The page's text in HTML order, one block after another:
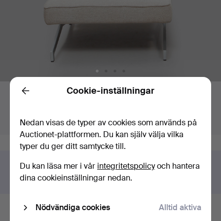
Budgivning
Högsta bud:
Värdering: 159 USD
Slutar om:
6 maj 2026 kl. 16:50 EDT
Har du något liknande att sälja?
Gör en kostnadsfri värdering!
Back Cookie-inställningar
Nedan visas de typer av cookies som används på
Auctionet-plattformen. Du kan själv välja vilka
typer du ger ditt samtycke till.
Du kan läsa mer i vår integritetspolicyoch hantera
dina cookieinställningar nedan.
Nödvändiga cookies Alltid aktiva